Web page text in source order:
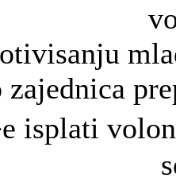
zajednica
isplati